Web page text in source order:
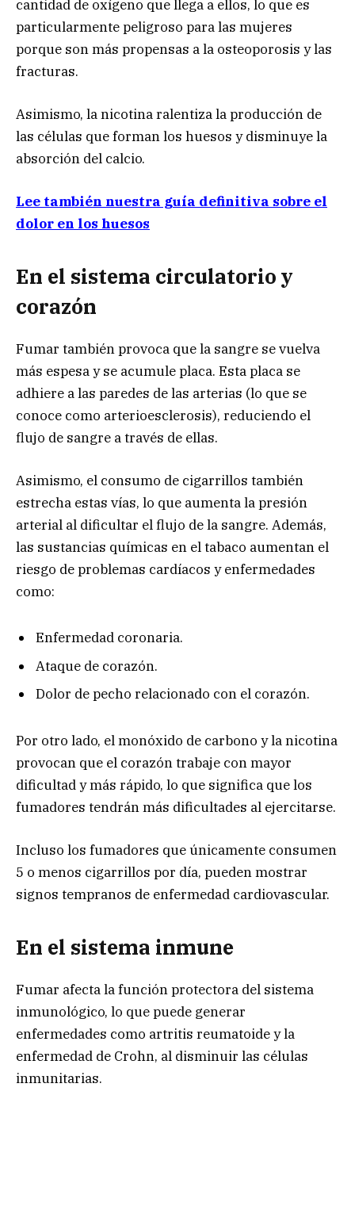
cantidad de oxígeno que llega a ellos, lo que es
particularmente peligroso para las mujeres
porque son más propensas a la osteoporosis y las
fracturas.
Asimismo, la nicotina ralentiza la producción de
las células que forman los huesos y disminuye la
absorción del calcio.
Lee también nuestra guía definitiva sobre el
dolor en los huesos
En el sistema circulatorio y
corazón
Fumar también provoca que la sangre se vuelva
más espesa y se acumule placa. Esta placa se
adhiere a las paredes de las arterias (lo que se
conoce como arterioesclerosis), reduciendo el
flujo de sangre a través de ellas.
Asimismo, el consumo de cigarrillos también
estrecha estas vías, lo que aumenta la presión
arterial al dificultar el flujo de la sangre. Además,
las sustancias químicas en el tabaco aumentan el
riesgo de problemas cardíacos y enfermedades
como:
Enfermedad coronaria.
Ataque de corazón.
Dolor de pecho relacionado con el corazón.
Por otro lado, el monóxido de carbono y la nicotina
provocan que el corazón trabaje con mayor
dificultad y más rápido, lo que significa que los
fumadores tendrán más dificultades al ejercitarse.
Incluso los fumadores que únicamente consumen
5 o menos cigarrillos por día, pueden mostrar
signos tempranos de enfermedad cardiovascular.
En el sistema inmune
Fumar afecta la función protectora del sistema
inmunológico, lo que puede generar
enfermedades como artritis reumatoide y la
enfermedad de Crohn, al disminuir las células
inmunitarias.